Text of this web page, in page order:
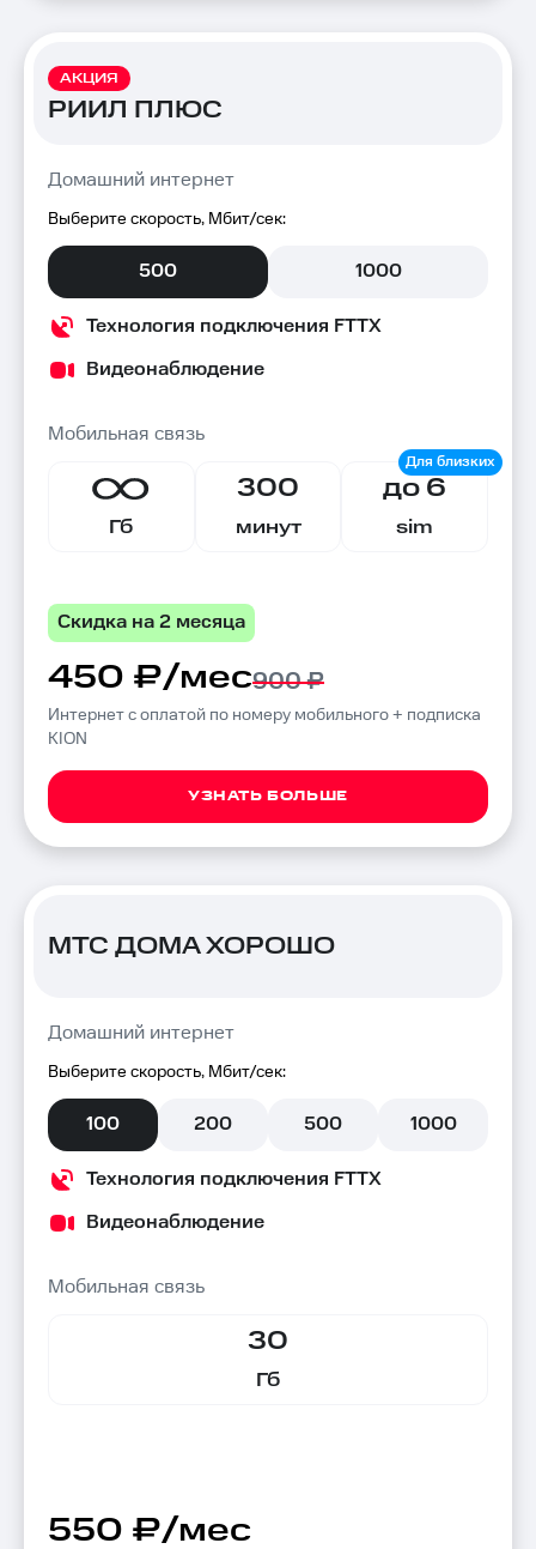
АКЦИЯ
РИИЛ ПЛЮС
Домашний интернет
Выберите скорость, Мбит/сек:
500 1000
Технология подключения FTTX
Видеонаблюдение
Мобильная связь
Гб
300
минут
до 6
sim
Скидка на 2 месяца
450 ₽/мес900 ₽
Интернет с оплатой по номеру мобильного + подписка
KION
УЗНАТЬ БОЛЬШЕ
МТС ДОМА ХОРОШО
Домашний интернет
Выберите скорость, Мбит/сек:
100 200 500 1000
Технология подключения FTTX
Видеонаблюдение
Мобильная связь
30
Гб
550 ₽/мес